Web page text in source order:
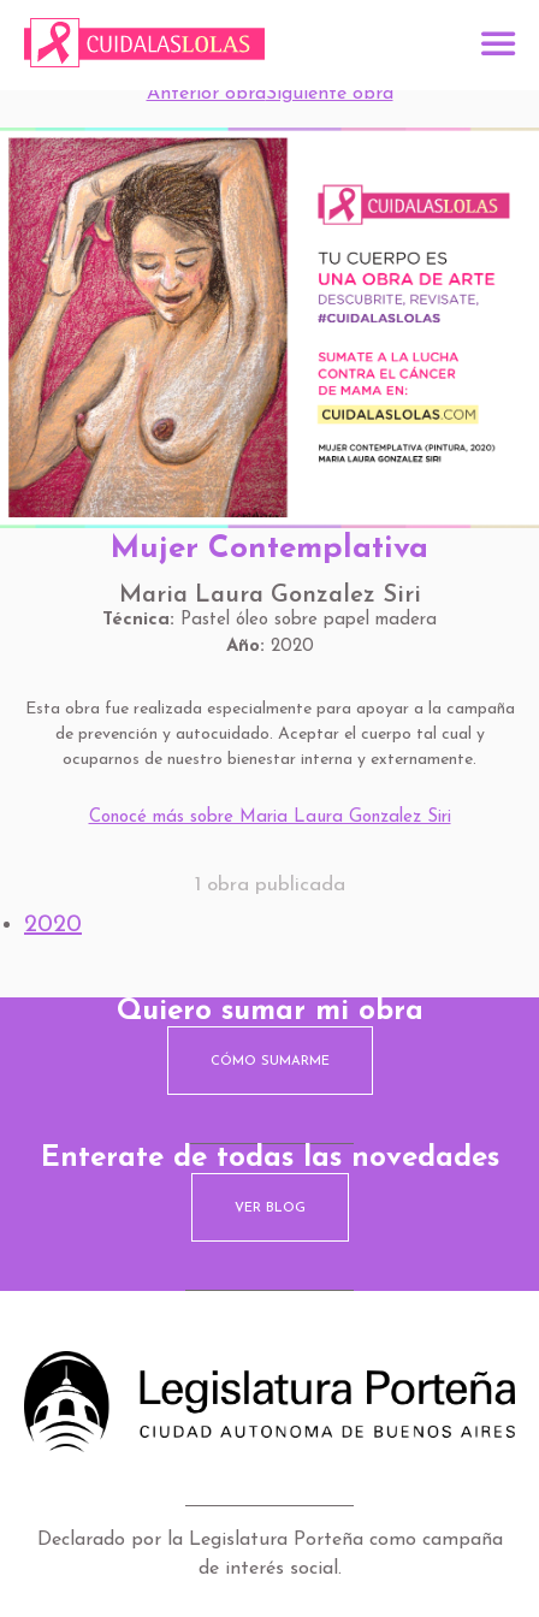
Anterior obraSiguiente obra
Mujer Contemplativa
Maria Laura Gonzalez Siri
Técnica: Pastel óleo sobre papel madera
Año: 2020
Esta obra fue realizada especialmente para apoyar a la campaña
de prevención y autocuidado. Aceptar el cuerpo tal cual y
ocuparnos de nuestro bienestar interna y externamente.
Conocé más sobre Maria Laura Gonzalez Siri
1 obra publicada
2020
Quiero sumar mi obra
CÓMO SUMARME
Enterate de todas las novedades
VER BLOG
Declarado por la Legislatura Porteña como campaña
de interés social.